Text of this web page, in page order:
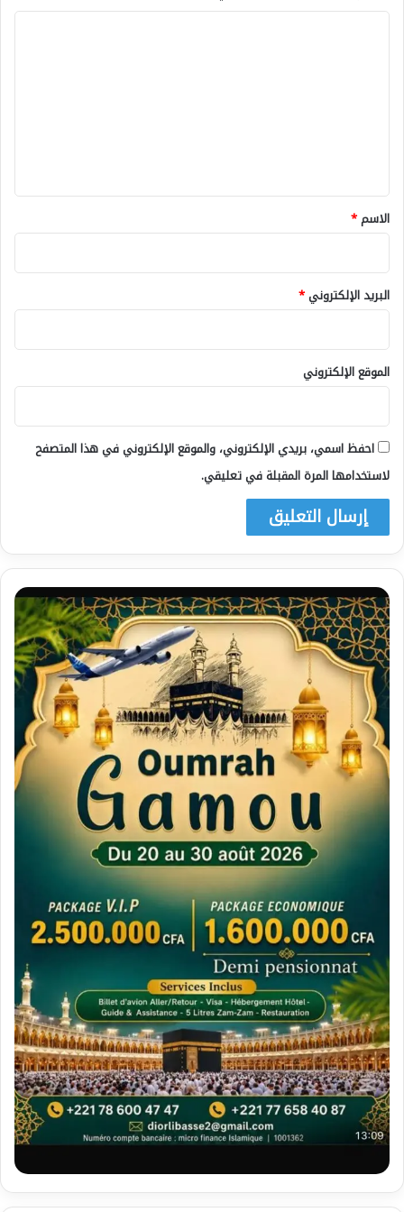
*
الاسم*
البريد الإلكتروني*
الموقع الإلكتروني
احفظ اسمي، بريدي الإلكتروني، والموقع الإلكتروني في هذا المتصفح
لاستخدامها المرة المقبلة في تعليقي.